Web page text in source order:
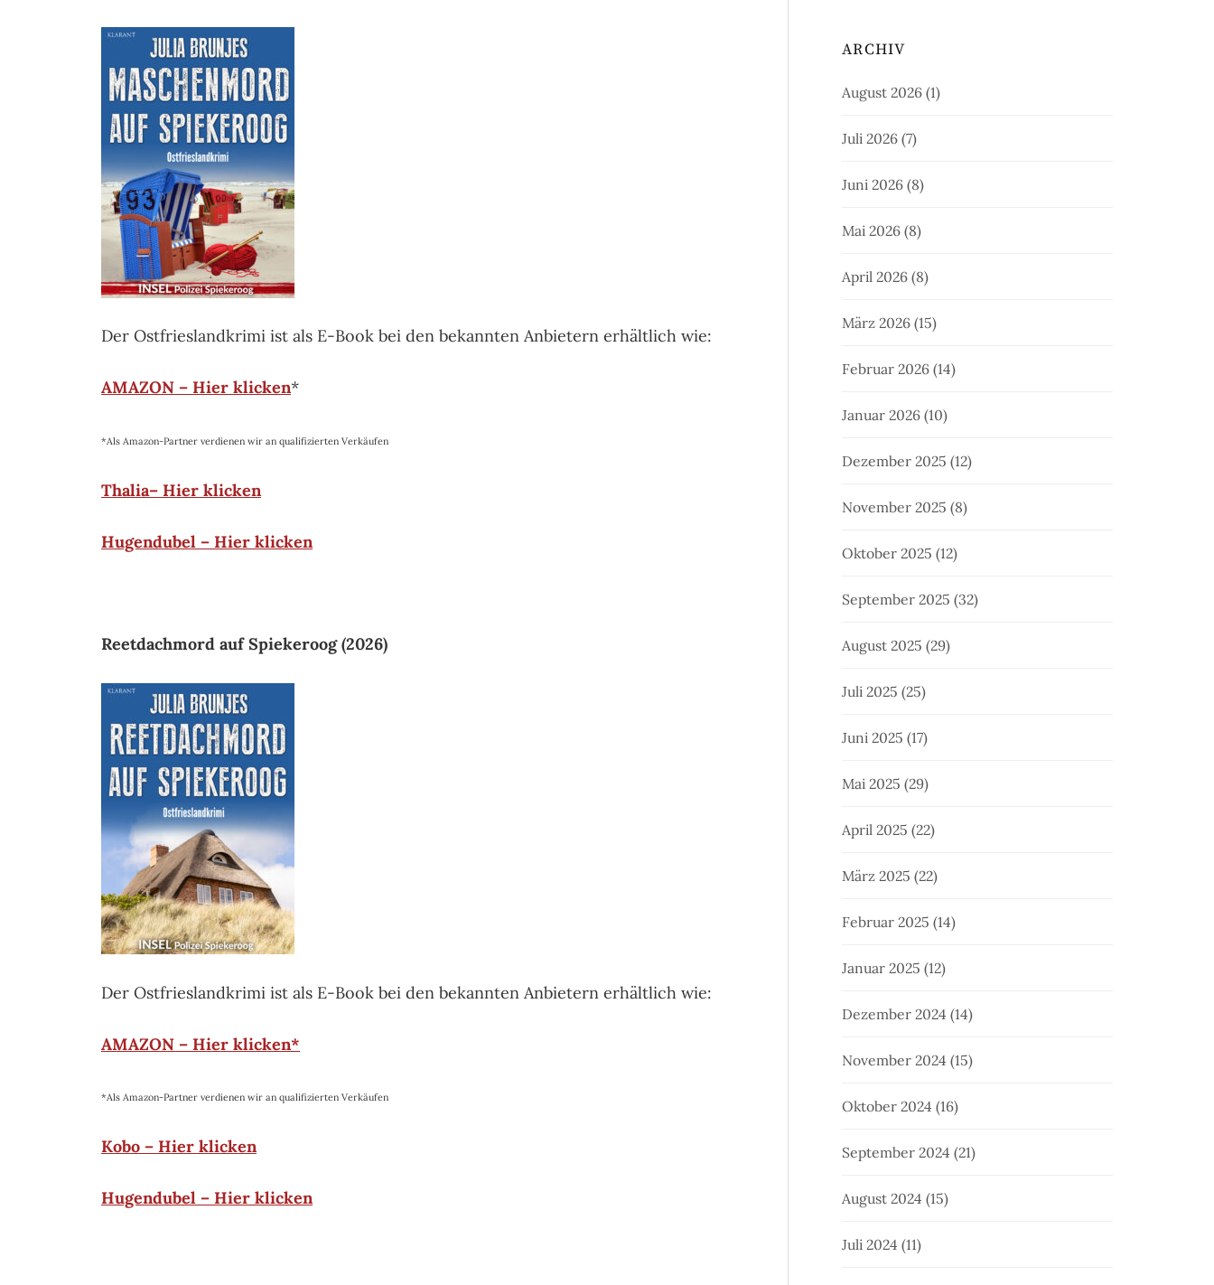
Der Ostfrieslandkrimi ist als E-Book bei den bekannten Anbietern erhältlich wie:
AMAZON – Hier klicken*
*Als Amazon-Partner verdienen wir an qualifizierten Verkäufen
Thalia– Hier klicken
Hugendubel – Hier klicken
Reetdachmord auf Spiekeroog (2026)
Der Ostfrieslandkrimi ist als E-Book bei den bekannten Anbietern erhältlich wie:
AMAZON – Hier klicken*
*Als Amazon-Partner verdienen wir an qualifizierten Verkäufen
Kobo – Hier klicken
Hugendubel – Hier klicken
ARCHIV
August 2026 (1)
Juli 2026 (7)
Juni 2026 (8)
Mai 2026 (8)
April 2026 (8)
März 2026 (15)
Februar 2026 (14)
Januar 2026 (10)
Dezember 2025 (12)
November 2025 (8)
Oktober 2025 (12)
September 2025 (32)
August 2025 (29)
Juli 2025 (25)
Juni 2025 (17)
Mai 2025 (29)
April 2025 (22)
März 2025 (22)
Februar 2025 (14)
Januar 2025 (12)
Dezember 2024 (14)
November 2024 (15)
Oktober 2024 (16)
September 2024 (21)
August 2024 (15)
Juli 2024 (11)